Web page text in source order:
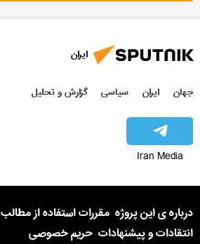
ایران
جهان ایران سیاسی گزارش و تحلیل
Iran Media
درباره ی این پروژه مقررات استفاده از مطالب
انتقادات و پیشنهادات حریم خصوصی